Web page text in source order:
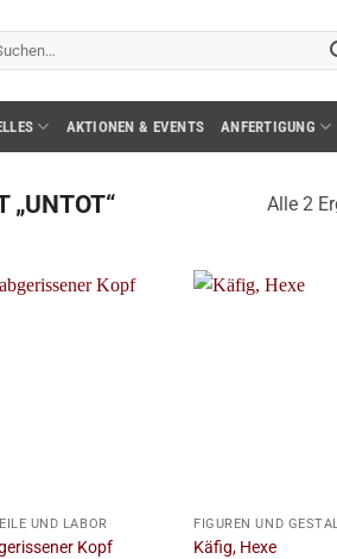
AKTIONEN & EVENTS ANFERTIGUNG
„UNTOT“ Alle 2
UND LABOR
Kopf
FIGUREN UND
Käfig, Hexe